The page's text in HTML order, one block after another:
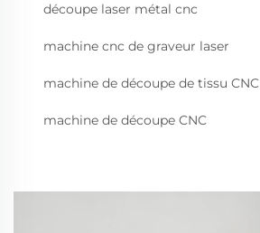
découpe laser métal cnc
machine cnc de graveur laser
machine de découpe de tissu CNC
machine de découpe CNC